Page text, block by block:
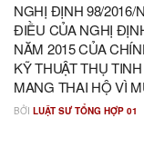
NGHỊ ĐỊNH 98/2016/
ĐIỀU CỦA NGHỊ
NĂM 2015 CỦA
KỸ THUẬT THỤ
MANG THAI HỘ VÌ
BỞI LUẬT SƯ TỔNG HỢP 01